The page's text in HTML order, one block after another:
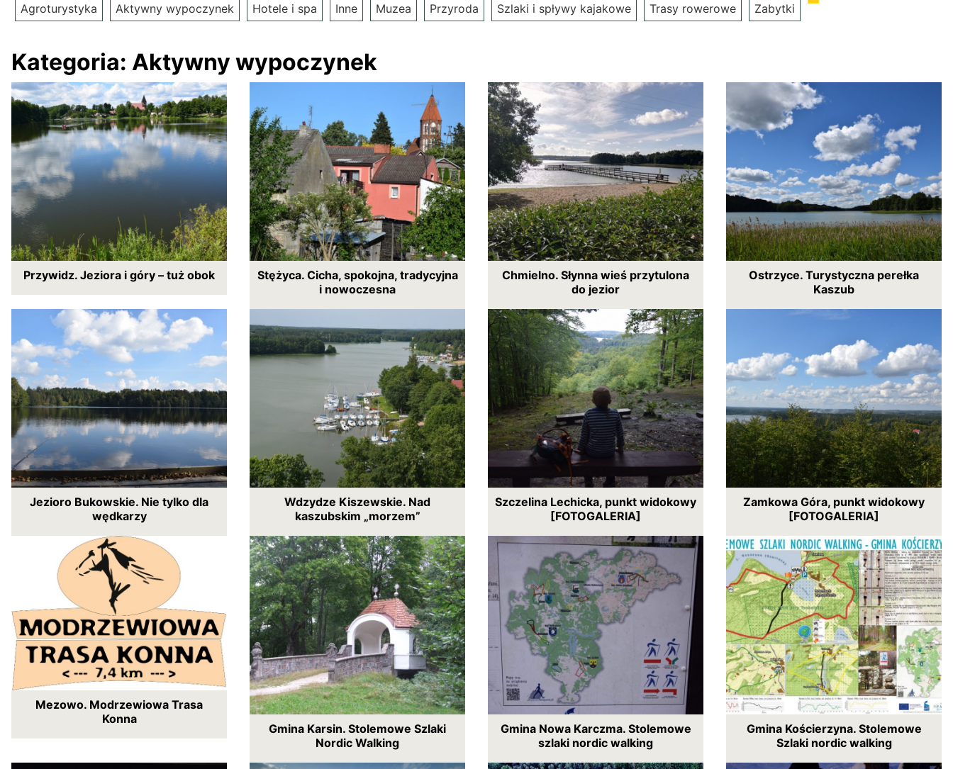
Agroturystyka Aktywny wypoczynek Hotele i spa Inne Muzea Przyroda Szlaki i spływy kajakowe Trasy rowerowe Zabytki
Kategoria: Aktywny wypoczynek
Przywidz. Jeziora i góry – tuż obok
Stężyca. Cicha, spokojna, tradycyjna
i nowoczesna
Chmielno. Słynna wieś przytulona
do jezior
Ostrzyce. Turystyczna perełka
Kaszub
Jezioro Bukowskie. Nie tylko dla
wędkarzy
Wdzydze Kiszewskie. Nad
kaszubskim „morzem”
Szczelina Lechicka, punkt widokowy
[FOTOGALERIA]
Zamkowa Góra, punkt widokowy
[FOTOGALERIA]
Mezowo. Modrzewiowa Trasa
Konna
Gmina Karsin. Stolemowe Szlaki
Nordic Walking
Gmina Nowa Karczma. Stolemowe
szlaki nordic walking
Gmina Kościerzyna. Stolemowe
Szlaki nordic walking